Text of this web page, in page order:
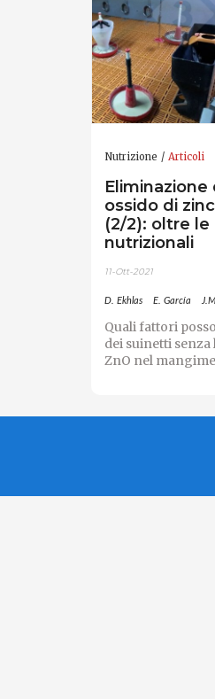
Nutrizione Articoli
ossido di
(2/2): oltre le
nutrizionali
11-Ott-2021
D. Ekhlas E. García
Quali fattori
dei suinetti
ZnO nel